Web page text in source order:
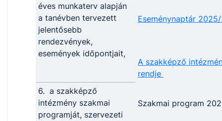
éves munkaterv alapján
a tanévben tervezett
jelentősebb
rendezvények,
események időpontjait,
Eseménynaptár
A szakképző
rendje
6. a szakképző
intézmény szakmai
programját, szervezeti
Szakmai program